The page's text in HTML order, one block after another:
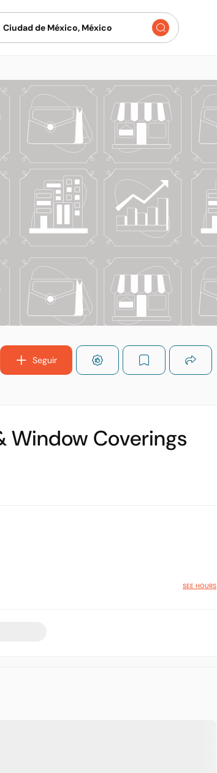
Seguir
Window Coverings
SEE HOURS